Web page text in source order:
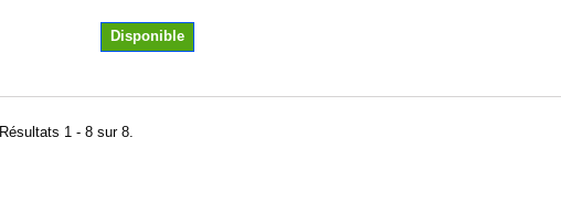
Disponible
Résultats 1 - 8 sur 8.